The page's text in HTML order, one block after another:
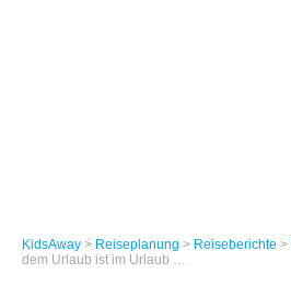
KidsAway > Reiseplanung > Reiseberichte >
dem Urlaub ist im Urlaub …